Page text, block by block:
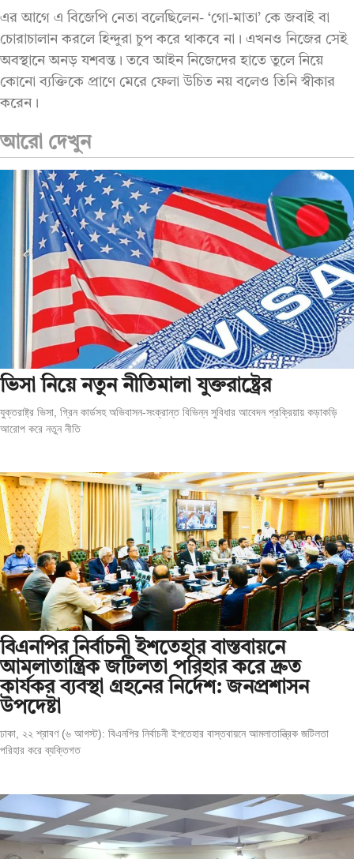
এর আগে এ বিজেপি নেতা বলেছিলেন- ‘গো-মাতা’ কে জবাই বা
চোরাচালান করলে হিন্দুরা চুপ করে থাকবে না। এখনও নিজের সেই
অবস্থানে অনড় যশবন্ত। তবে আইন নিজেদের হাতে তুলে নিয়ে
কোনো ব্যক্তিকে প্রাণে মেরে ফেলা উচিত নয় বলেও তিনি স্বীকার
করেন।
আরো দেখুন
ভিসা নিয়ে নতুন নীতিমালা যুক্তরাষ্ট্রের
যুক্তরাষ্ট্র ভিসা, গ্রিন কার্ডসহ অভিবাসন-সংক্রান্ত বিভিন্ন সুবিধার আবেদন প্রক্রিয়ায় কড়াকড়ি
আরোপ করে নতুন নীতি
বিএনপির নির্বাচনী ইশতেহার বাস্তবায়নে
আমলাতান্ত্রিক জটিলতা পরিহার করে দ্রুত
কার্যকর ব্যবস্থা গ্রহনের নির্দেশ: জনপ্রশাসন
উপদেষ্টা
ঢাকা, ২২ শ্রাবণ (৬ আগস্ট): বিএনপির নির্বাচনী ইশতেহার বাস্তবায়নে আমলাতান্ত্রিক জটিলতা
পরিহার করে ব্যক্তিগত